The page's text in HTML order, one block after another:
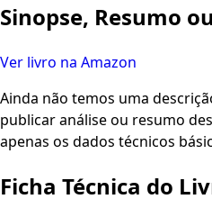
Sinopse, Resumo
Ver livro na Amazon
Ainda não temos uma
publicar análise ou resumo
apenas os dados técnicos
Ficha Técnica do